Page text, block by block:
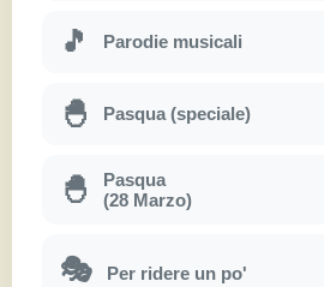
🎵 Parodie musicali
🐣 Pasqua (speciale)
🐣
Pasqua
(28 Marzo)
🎭 Per ridere un po'